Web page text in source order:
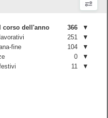
corso dell'anno 366
▼
251
▼
fine
104
▼
0
▼
11 ▼